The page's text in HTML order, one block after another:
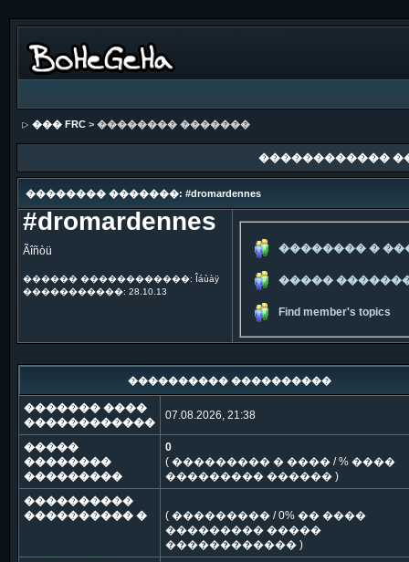
��� FRC> �������� �������
������������
�������� �������: #dromardennes
#dromardennes
Ãîñòü
������ ������������: Îáùàÿ
�����������: 28.10.13
�������� �
�����
Find member's topics
���������� ����������
������� ����
������������
07.08.2026, 21:38
�����
��������
���������
0
( ��������� � ���� / % ����
��������� ������ )
����������
���������� �
( ��������� / 0% �� ����
��������� �����
������������ )